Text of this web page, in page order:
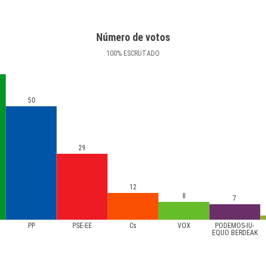
Número de votos
100% ESCRUTADO
PP PSE-EE Cs VOX
PODEMOS-IU-
EQUO BERDEAK
50
29
12
8
7